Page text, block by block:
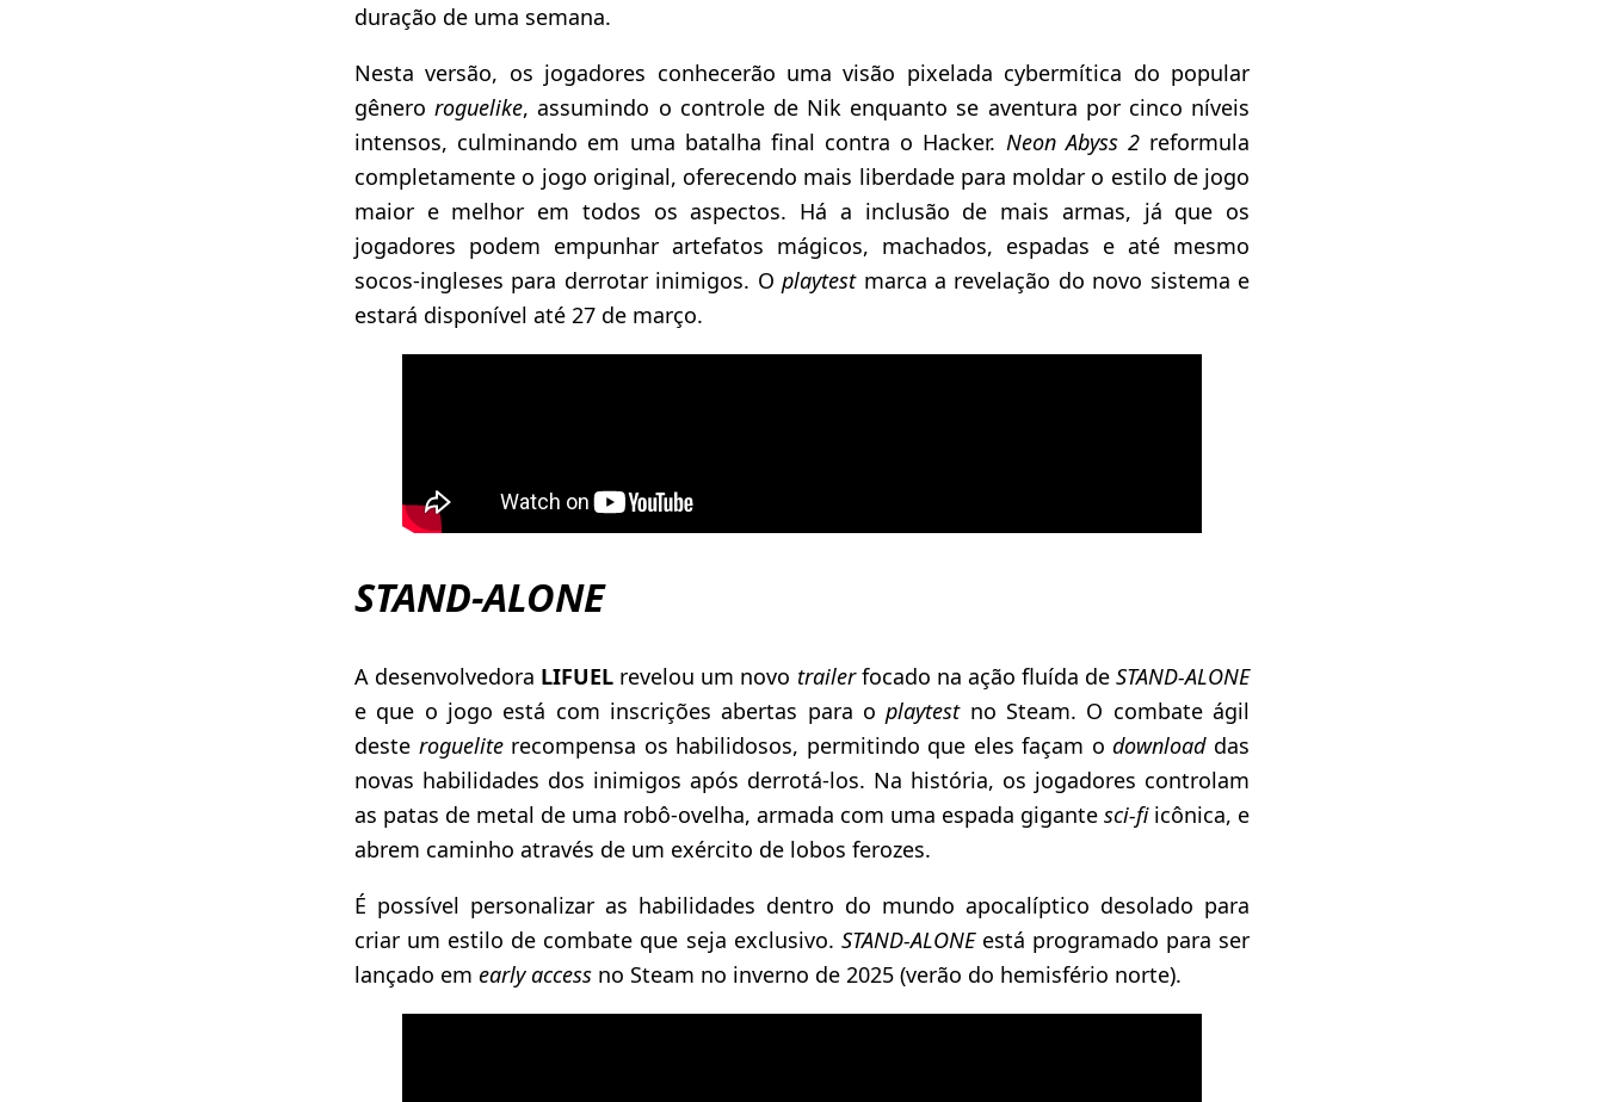
duração de uma semana.
Nesta versão, os jogadores conhecerão uma visão pixelada cybermítica do popular
gêneroroguelike, assumindo o controle de Nik enquanto se aventura por cinco níveis
intensos, culminando em uma batalha final contra o Hacker. Neon Abyss 2reformula
completamente o jogo original, oferecendo mais liberdade para moldar o estilo de jogo
maior e melhor em todos os aspectos. Há a inclusão de mais armas, já que os
jogadores podem empunhar artefatos mágicos, machados, espadas e até mesmo
socos-ingleses para derrotar inimigos. Oplaytestmarca a revelação do novo sistema e
estará disponível até 27 de março.
STAND-ALONE
A desenvolvedora LIFUEL revelou um novo trailerfocado na ação fluída deSTAND-ALONE
e que o jogo está com inscrições abertas para oplaytestno Steam. O combate ágil
deste rogueliterecompensa os habilidosos, permitindo que eles façam odownloaddas
novas habilidades dos inimigos após derrotá-los. Na história, os jogadores controlam
as patas de metal de uma robô-ovelha, armada com uma espada gigante sci-fiicônica, e
abrem caminho através de um exército de lobos ferozes.
É possível personalizar as habilidades dentro do mundo apocalíptico desolado para
criar um estilo de combate que seja exclusivo. STAND-ALONEestá programado para ser
lançado em early access no Steam no inverno de 2025 (verão do hemisfério norte).